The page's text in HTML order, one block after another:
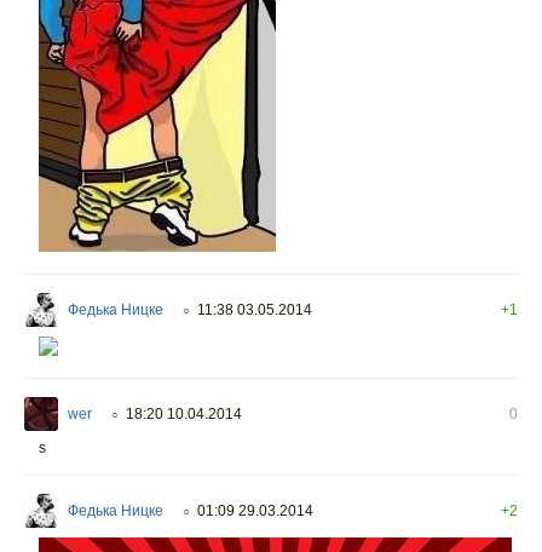
Федька Ницке ○ 11:38 03.05.2014 +1
wer ○ 18:20 10.04.2014
0
s
Федька Ницке ○ 01:09 29.03.2014 +2